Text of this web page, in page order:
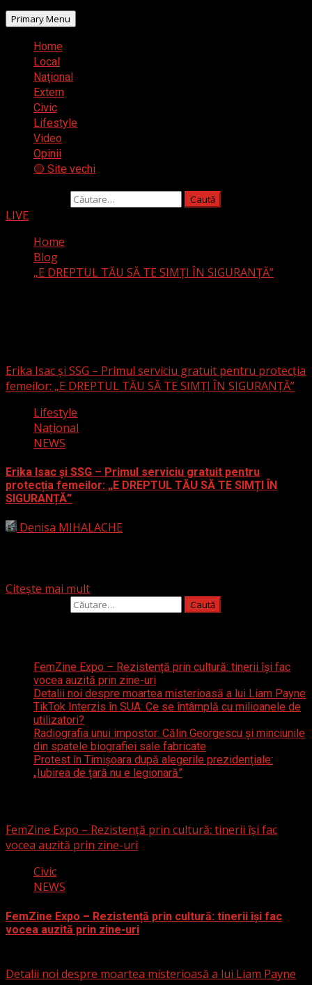
Primary Menu
Home
Local
Naţional
Extern
Civic
Lifestyle
Video
Opinii
🟡 Site vechi
LIVE
Home
Blog
„E DREPTUL TĂU SĂ TE SIMȚI ÎN SIGURANȚĂ”
Erika Isac și SSG – Primul serviciu gratuit pentru protecția
femeilor: „E DREPTUL TĂU SĂ TE SIMȚI ÎN SIGURANȚĂ”
Lifestyle
Naţional
NEWS
Erika Isac și SSG – Primul serviciu gratuit pentru
protecția femeilor: „E DREPTUL TĂU SĂ TE SIMȚI ÎN
SIGURANȚĂ”
Denisa MIHALACHE
Citește mai mult
FemZine Expo – Rezistență prin cultură: tinerii își fac
vocea auzită prin zine-uri
Detalii noi despre moartea misterioasă a lui Liam Payne
TikTok Interzis în SUA: Ce se întâmplă cu milioanele de
utilizatori?
Radiografia unui impostor: Călin Georgescu și minciunile
din spatele biografiei sale fabricate
Protest în Timișoara după alegerile prezidențiale:
„Iubirea de țară nu e legionară”
FemZine Expo – Rezistență prin cultură: tinerii își fac
vocea auzită prin zine-uri
Civic
NEWS
FemZine Expo – Rezistență prin cultură: tinerii își fac
vocea auzită prin zine-uri
Detalii noi despre moartea misterioasă a lui Liam Payne